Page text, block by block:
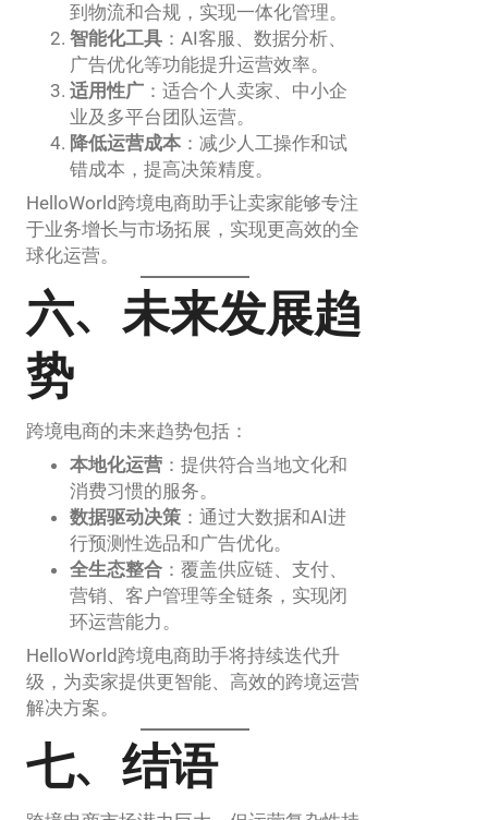
到物流和合规，实现一体化管理。
智能化工具 ：AI客服、数据分析、
广告优化等功能提升运营效率。
适用性广 ：适合个人卖家、中小企
业及多平台团队运营。
降低运营成本 ：减少人工操作和试
错成本，提高决策精度。
HelloWorld跨境电商助手让卖家能够专注
于业务增长与市场拓展，实现更高效的全
球化运营。
六、未来发展趋
势
跨境电商的未来趋势包括：
本地化运营 ：提供符合当地文化和
消费习惯的服务。
数据驱动决策 ：通过大数据和AI进
行预测性选品和广告优化。
全生态整合 ：覆盖供应链、支付、
营销、客户管理等全链条，实现闭
环运营能力。
HelloWorld跨境电商助手将持续迭代升
级，为卖家提供更智能、高效的跨境运营
解决方案。
七、结语